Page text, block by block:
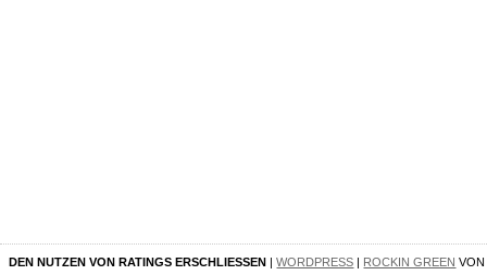
DEN NUTZEN VON RATINGS ERSCHLIESSEN |WORDPRESS | ROCKIN GREEN